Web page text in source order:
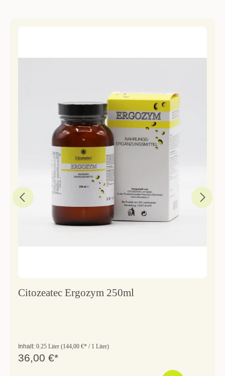
Citozeatec Ergozym 250ml
Inhalt: 0.25 Liter (144,00 €* / 1 Liter)
36,00 €*